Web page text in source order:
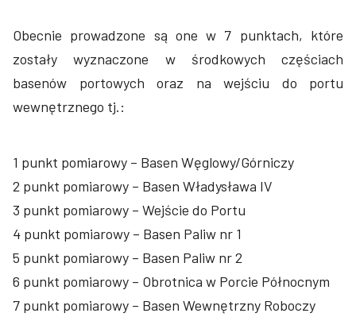
Obecnie prowadzone są one w 7 punktach, które
zostały wyznaczone w środkowych częściach
basenów portowych oraz na wejściu do portu
wewnętrznego tj.:
1 punkt pomiarowy – Basen Węglowy/Górniczy
2 punkt pomiarowy – Basen Władysława IV
3 punkt pomiarowy – Wejście do Portu
4 punkt pomiarowy – Basen Paliw nr 1
5 punkt pomiarowy – Basen Paliw nr 2
6 punkt pomiarowy – Obrotnica w Porcie Północnym
7 punkt pomiarowy – Basen Wewnętrzny Roboczy